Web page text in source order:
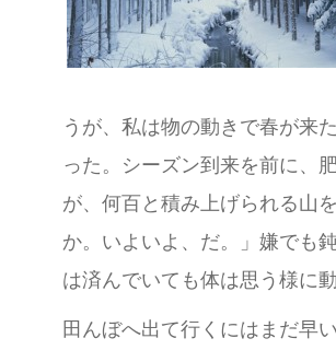
うが、私は物の動きで春が来
った。シーズン到来を前に、
が、何百と積み上げられる山
か。いよいよ、だ。」嫌でも
は済んでいても体は思う様に
田んぼへ出て行くにはまだ早